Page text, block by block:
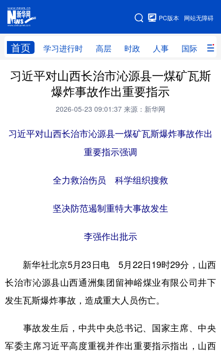
网站无障碍
PC版本
首页 学习进行时 高层 时政 人事 国际 财
网站地图
学习进行时 高层 时政 人事
财经 网评
全球连线
科技 科创 量子 体育
书画 健康
视频 图片
乡村振兴 银龄
城市 旅游 能源 会展
彩票 娱乐 时尚 悦读
公益 一带一路 亚太网
文化产业
习近平对山西长治市沁源县一煤矿瓦斯
爆炸事故作出重要指示
2026-05-23 09:01:37 来源：新华网
习近平对山西长治市沁源县一煤矿瓦斯爆炸事故作出
重要指示强调
全力救治伤员 科学组织搜救
坚决防范遏制重特大事故发生
李强作出批示
新华社北京5月23日电 5月22日19时29分，山西
长治市沁源县山西通洲集团留神峪煤业有限公司井下
发生瓦斯爆炸事故，造成重大人员伤亡。
事故发生后，中共中央总书记、国家主席、中央
军委主席习近平高度重视并作出重要指示指出，山西